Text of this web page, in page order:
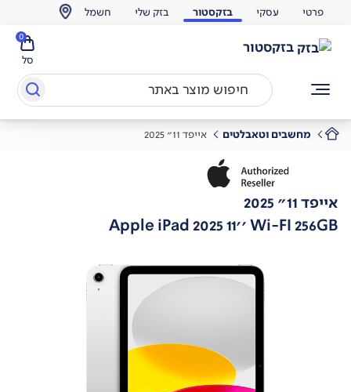
פרטי עסקי בזקסטור בזק שלי חשמל
בזקסטור
סל
0
מחשבים וטאבלטים אייפד 11" 2025
אייפד 11" 2025
Apple iPad 2025 11'' Wi-FI 256GB